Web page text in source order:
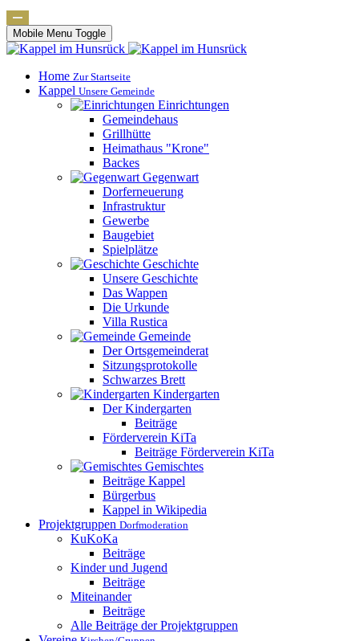
Mobile Menu Toggle
Home Zur Startseite
Kappel Unsere Gemeinde
Einrichtungen
Gemeindehaus
Grillhütte
Heimathaus "Krone"
Backes
Gegenwart
Dorferneuerung
Infrastruktur
Gewerbe
Baugebiet
Spielplätze
Geschichte
Unsere Geschichte
Das Wappen
Die Urkunde
Villa Rustica
Gemeinde
Der Ortsgemeinderat
Sitzungsprotokolle
Schwarzes Brett
Kindergarten
Der Kindergarten
Beiträge
Förderverein KiTa
Beiträge Förderverein KiTa
Gemischtes
Beiträge Kappel
Bürgerbus
Kappel in Wikipedia
Projektgruppen Dorfmoderation
KuKoKa
Beiträge
Kinder und Jugend
Beiträge
Miteinander
Beiträge
Alle Beiträge der Projektgruppen